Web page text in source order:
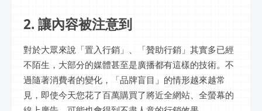
2. 讓內容被注意到
對於大眾來說「置入行銷」、「贊助行銷」其實多已經
不陌生，大部分的媒體甚至是廣播都有這樣的技術。不
過隨著消費者的變化，「品牌盲目」的情形越來越常
見，即使今天您花了百萬購買了將近全網站、全螢幕的